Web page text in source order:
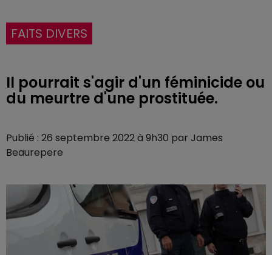
FAITS DIVERS
Il pourrait s'agir d'un féminicide ou
du meurtre d'une prostituée.
Publié : 26 septembre 2022 à 9h30 par James
Beaurepere